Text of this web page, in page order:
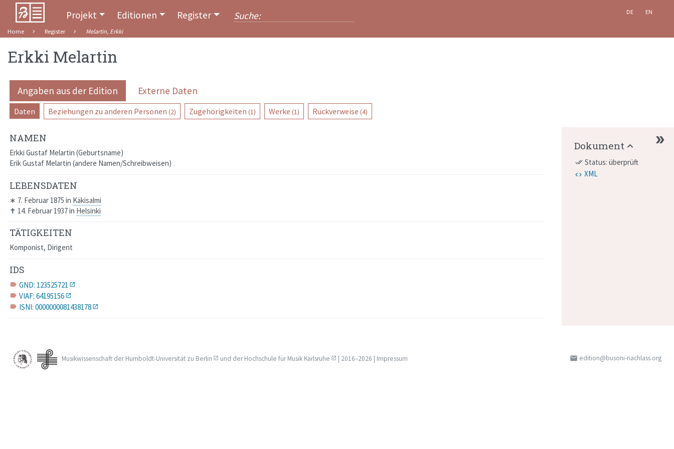
Projekt Editionen Register DE EN
Home Register Melartin, Erkki
Erkki Melartin
Angaben aus der Edition Externe Daten
Daten Beziehungen zu anderen Personen (2) Zugehörigkeiten (1) Werke (1) Rückverweise (4)
NAMEN
Erkki Gustaf Melartin Geburtsname
Erik Gustaf Melartin andere Namen/Schreibweisen
LEBENSDATEN
∗ 7. Februar 1875 in Käkisalmi
✝ 14. Februar 1937in Helsinki
TÄTIGKEITEN
Komponist, Dirigent
IDS
label GND: 123525721
label VIAF: 64195156
label ISNI: 0000000081438178
Dokument
done_all Status: überprüft
XML
Musikwissenschaft derHumboldt-Universität zu Berlin und derHochschule für Musik Karlsruhe | 2016–2026 | Impressum email edition@busoni-nachlass.org